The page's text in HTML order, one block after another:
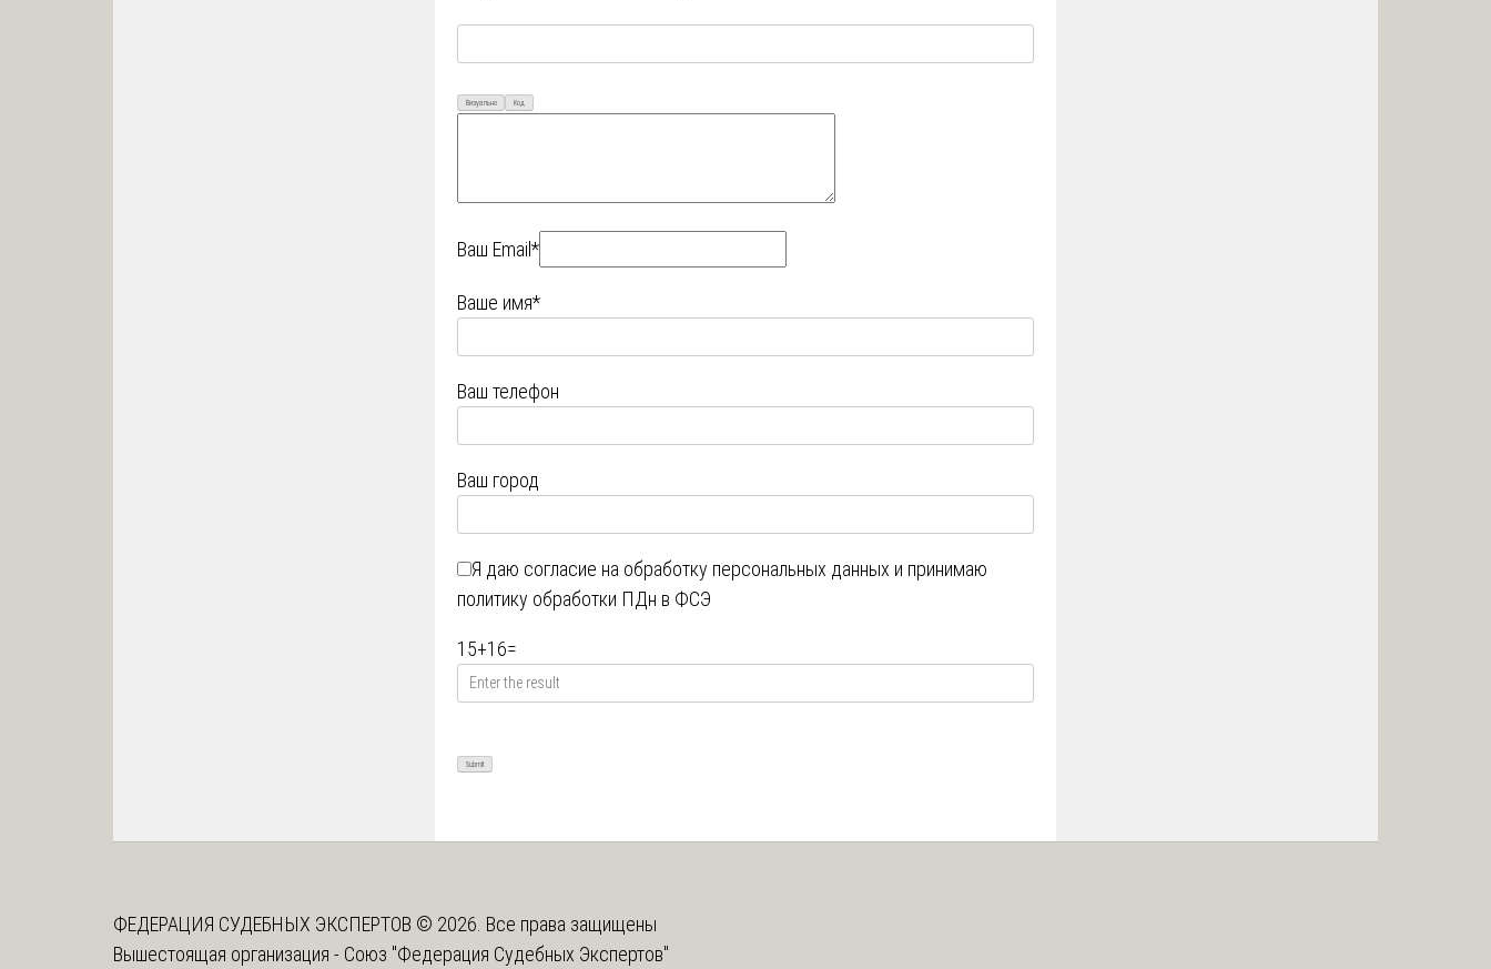
Визуально Код
Ваш Email*
Ваше имя*
Ваш телефон
Ваш город
Я даю согласие на обработку персональных данных и принимаю
политику обработки ПДн в ФСЭ
15+16=
ФЕДЕРАЦИЯ СУДЕБНЫХ ЭКСПЕРТОВ © 2026. Все права защищены
Вышестоящая организация - Союз "Федерация Судебных Экспертов"